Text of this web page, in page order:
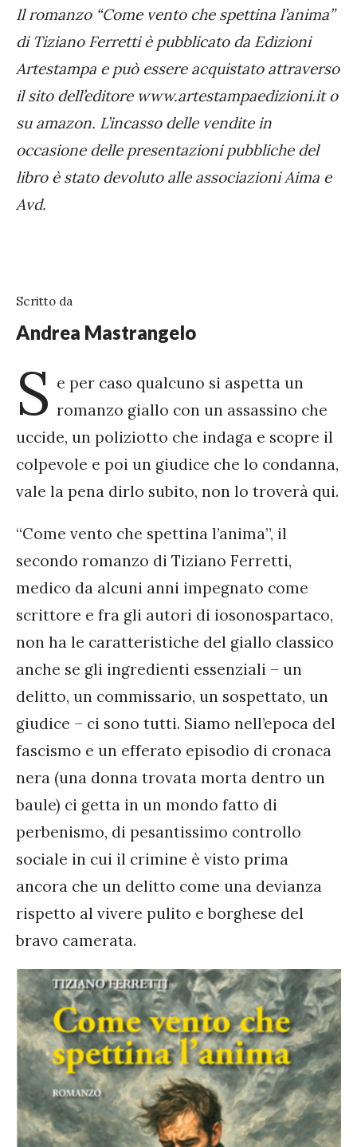
Il romanzo “Come vento che spettina l’anima”
di Tiziano Ferretti è pubblicato da Edizioni
Artestampa e può essere acquistato attraverso
il sito dell’editore www.artestampaedizioni.it o
su amazon. L’incasso delle vendite in
occasione delle presentazioni pubbliche del
libro è stato devoluto alle associazioni Aima e
Avd.
Scritto da
Andrea Mastrangelo
S e per caso qualcuno si aspetta un
romanzo giallo con un assassino che
uccide, un poliziotto che indaga e scopre il
colpevole e poi un giudice che lo condanna,
vale la pena dirlo subito, non lo troverà qui.
“Come vento che spettina l’anima”, il
secondo romanzo di Tiziano Ferretti,
medico da alcuni anni impegnato come
scrittore e fra gli autori di iosonospartaco,
non ha le caratteristiche del giallo classico
anche se gli ingredienti essenziali – un
delitto, un commissario, un sospettato, un
giudice – ci sono tutti. Siamo nell’epoca del
fascismo e un efferato episodio di cronaca
nera (una donna trovata morta dentro un
baule) ci getta in un mondo fatto di
perbenismo, di pesantissimo controllo
sociale in cui il crimine è visto prima
ancora che un delitto come una devianza
rispetto al vivere pulito e borghese del
bravo camerata.